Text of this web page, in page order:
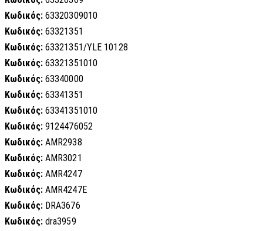
Κωδικός: 63320309010
Κωδικός: 63321351
Κωδικός: 63321351/YLE 10128
Κωδικός: 63321351010
Κωδικός: 63340000
Κωδικός: 63341351
Κωδικός: 63341351010
Κωδικός: 9124476052
Κωδικός: AMR2938
Κωδικός: AMR3021
Κωδικός: AMR4247
Κωδικός: AMR4247E
Κωδικός: DRA3676
Κωδικός: dra3959